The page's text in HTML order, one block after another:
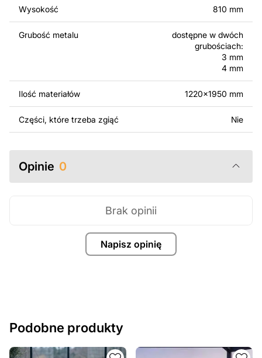
Za dodatkową opłatą możemy dostosować projekt
poprzez dodanie tekstu, obrazów lub logo Twojej firmy
albo wprowadzenie innych modyfikacji według Twoich
potrzeb. Jeśli potrzebujesz indywidualnego projektu
Jeśli masz jakiekolwiek pytania lub potrzebujesz
pomocy, skontaktuj się z nami w dowolnym momencie –
zawsze chętnie pomożemy.
Wysokość 810 mm
Grubość metalu
dostępne w dwóch
grubościach:
3 mm
4 mm
Ilość materiałów 1220x1950 mm
Części, które trzeba zgiąć Nie
Opinie 0
Napisz opinię
Brak opinii
Podobne produkty